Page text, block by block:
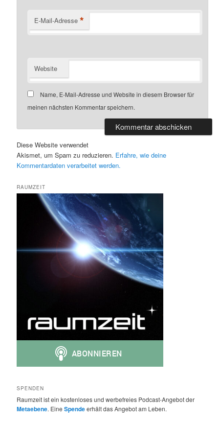
E-Mail-Adresse *
Website
Name, E-Mail-Adresse und Website in diesem Browser für
meinen nächsten Kommentar speichern.
Diese Website verwendet
Akismet, um Spam zu reduzieren. Erfahre, wie deine
Kommentardaten verarbeitet werden.
RAUMZEIT
SPENDEN
Raumzeit ist ein kostenloses und werbefreies Podcast-Angebot der
Metaebene. EineSpendeerhält das Angebot am Leben.